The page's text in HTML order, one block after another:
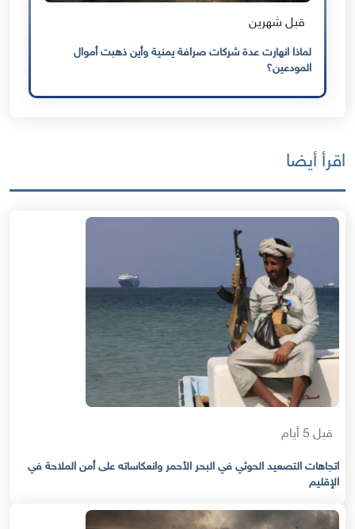
قبل شهرين
لماذا انهارت عدة شركات صرافة يمنية وأين ذهبت أموال
المودعين؟
اقرأ أيضا
قبل 5 أيام
اتجاهات التصعيد الحوثي في البحر الأحمر وانعكاساته على أمن الملاحة في
الإقليم